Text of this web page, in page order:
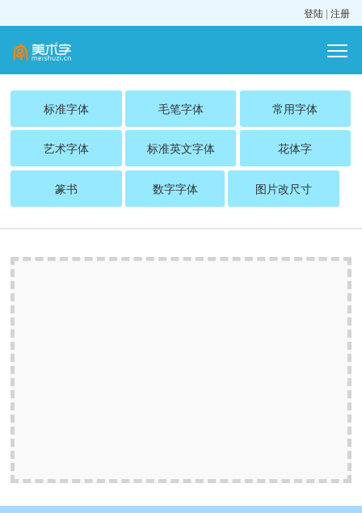
登陆 | 注册
标准字体 毛笔字体 常用字体
艺术字体 标准英文字体 花体字
篆书 数字字体 图片改尺寸